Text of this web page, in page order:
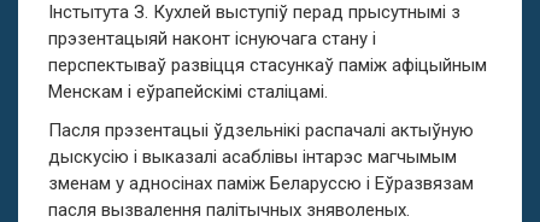
Інстытута З. Кухлей выступіў перад прысутнымі з
прэзентацыяй наконт існуючага стану і
перспектываў развіцця стасункаў паміж афіцыйным
Менскам і еўрапейскімі сталіцамі.
Пасля прэзентацыі ўдзельнікі распачалі актыўную
дыскусію і выказалі асаблівы інтарэс магчымым
зменам у адносінах паміж Беларуссю і Еўразвязам
пасля вызвалення палітычных зняволеных.